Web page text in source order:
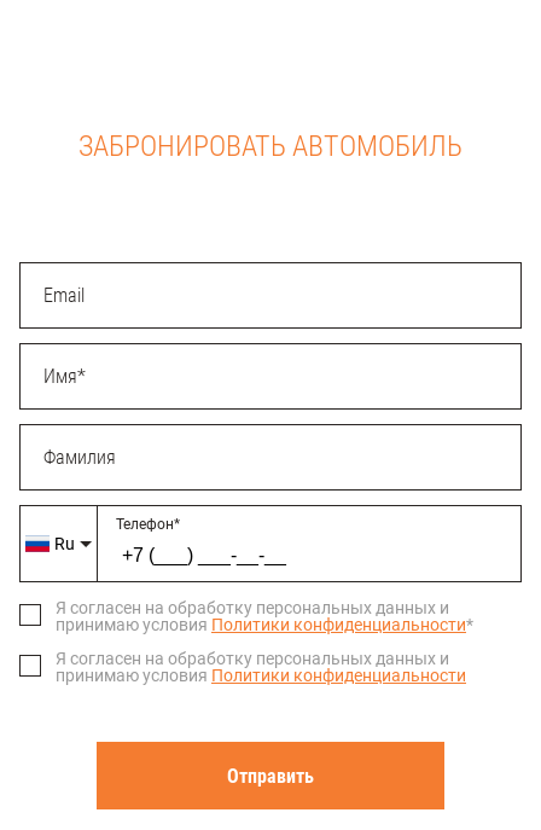
ЗАБРОНИРОВАТЬ АВТОМОБИЛЬ
Email
Имя*
Фамилия
Ru
Телефон*
Я согласен на обработку персональных данных и
принимаю условия Политики конфиденциальности*
Я согласен на обработку персональных данных и
принимаю условия Политики конфиденциальности
Отправить